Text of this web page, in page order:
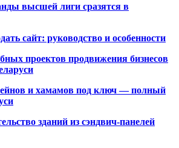
высшей лиги сразятся в
сайт: руководство и особенности
проектов продвижения бизнесов
и хамамов под ключ — полный
зданий из сэндвич-панелей